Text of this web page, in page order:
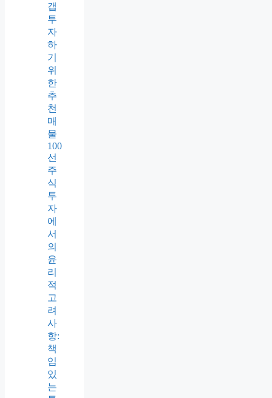
갭
투
자
하
기
위
한
추
천
매
물
100
선
주
식
투
자
에
서
의
윤
리
적
고
려
사
항:
책
임
있
는